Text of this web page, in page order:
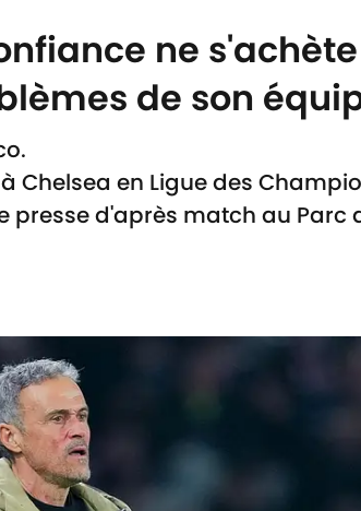
ne
de son
Chelsea en Ligue des
presse d'après match au Parc